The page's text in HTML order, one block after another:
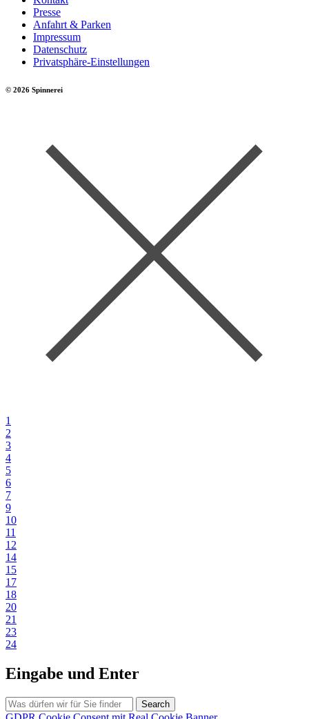
Presse
Anfahrt & Parken
Impressum
Datenschutz
Privatsphäre-Einstellungen
© 2026 Spinnerei
1
2
3
4
5
6
7
9
10
11
12
14
15
17
18
20
21
23
24
Eingabe und Enter
Search